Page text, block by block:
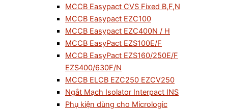
MCCB Easypact CVS Fixed B,F,N
MCCB Easypact EZC100
MCCB Easypact EZC400N / H
MCCB EasyPact EZS100E/F
MCCB EasyPact EZS160/250E/F
EZS400/630F/N
MCCB ELCB EZC250 EZCV250
Ngắt Mạch Isolator Interpact INS
Phụ kiện dùng cho Micrologic